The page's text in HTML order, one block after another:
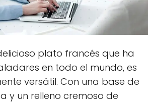
plato francés que ha
en todo el mundo, es
versátil. Con una base de
y un relleno cremoso de